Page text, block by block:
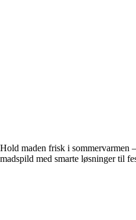
Hold maden frisk i sommervarmen
madspild med smarte løsninger til